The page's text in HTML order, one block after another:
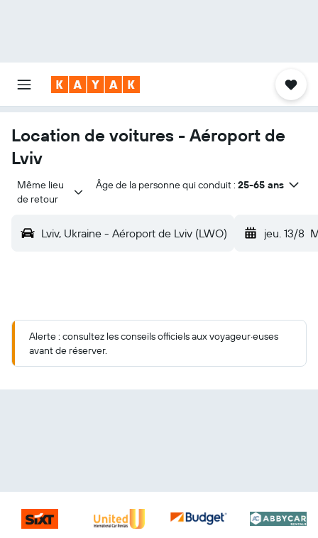
Location de voitures - Aéroport de
Lviv
Même lieu
de retour
Âge de la personne qui conduit : 25-65 ans
Lviv, Ukraine - Aéroport de Lviv (LWO) jeu. 13/8
Alerte : consultez les conseils officiels aux voyageur·euses
avant de réserver.